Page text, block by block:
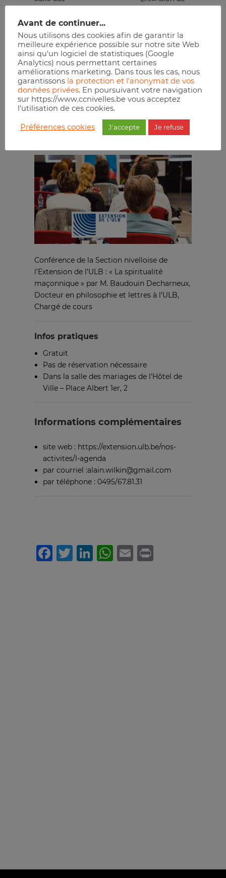
l’Hôtel de Ville
Place Albert
1er, 2
Nivelles, 1400
Belgium
+ Google Map
Téléphone :
0495/67.81.31
E-mail :
alain.wilkin@gmail.com
Site :
Conférence de la Section nivelloise de
l’Extension de l’ULB : « La spiritualité
maçonnique » par M. Baudouin Decharneux,
Docteur en philosophie et lettres à l’ULB,
Chargé de cours
Infos pratiques
Gratuit
Pas de réservation nécessaire
Dans la salle des mariages de l’Hôtel de
Ville – Place Albert 1er, 2
Informations complémentaires
site web : https://extension.ulb.be/nos-
activites/l-agenda
par courriel :alain.wilkin@gmail.com
par téléphone : 0495/67.81.31
Facebook
Twitter
LinkedIn
WhatsApp
Email
Avant de continuer...
Nous utilisons des cookies afin de garantir la
meilleure expérience possible sur notre site Web
ainsi qu'un logiciel de statistiques (Google
Analytics) nous permettant certaines
améliorations marketing. Dans tous les cas, nous
garantissons la protection et l'anonymat de vos
données privées. En poursuivant votre navigation
sur https://www.ccnivelles.be vous acceptez
l'utilisation de ces cookies.
Préférences cookies J'accepte Je refuse